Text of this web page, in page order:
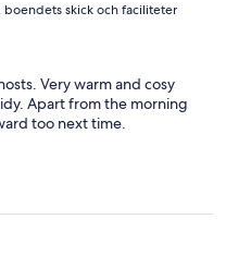
skick och faciliteter
Very warm and cosy
Apart from the morning
too next time.